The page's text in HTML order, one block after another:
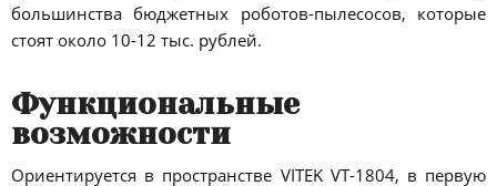
большинства бюджетных роботов-пылесосов, которые
стоят около 10-12 тыс. рублей.
Функциональные
возможности
Ориентируется в пространстве VITEK VT-1804, в первую